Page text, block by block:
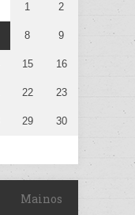
1 2
8 9
15 16
22 23
29 30
Mainos